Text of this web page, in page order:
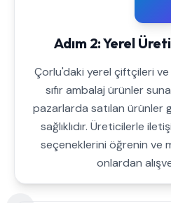
Adım 2: Yerel
Çorlu'daki yerel çiftçileri
sıfır ambalaj ürünler
pazarlarda satılan ürünler
sağlıklıdır. Üreticilerle
seçeneklerini öğrenin ve
onlardan